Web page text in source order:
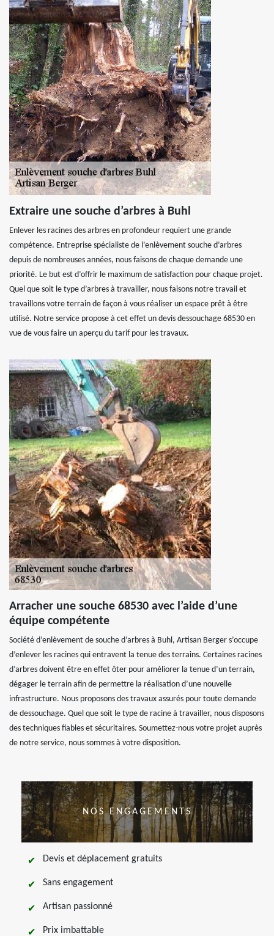
Extraire une souche d’arbres à Buhl
Enlever les racines des arbres en profondeur requiert une grande
compétence. Entreprise spécialiste de l’enlèvement souche d’arbres
depuis de nombreuses années, nous faisons de chaque demande une
priorité. Le but est d’offrir le maximum de satisfaction pour chaque projet.
Quel que soit le type d’arbres à travailler, nous faisons notre travail et
travaillons votre terrain de façon à vous réaliser un espace prêt à être
utilisé. Notre service propose à cet effet un devis dessouchage 68530 en
vue de vous faire un aperçu du tarif pour les travaux.
Arracher une souche 68530 avec l’aide d’une
équipe compétente
Société d’enlèvement de souche d’arbres à Buhl, Artisan Berger s’occupe
d’enlever les racines qui entravent la tenue des terrains. Certaines racines
d’arbres doivent être en effet ôter pour améliorer la tenue d’un terrain,
dégager le terrain afin de permettre la réalisation d’une nouvelle
infrastructure. Nous proposons des travaux assurés pour toute demande
de dessouchage. Quel que soit le type de racine à travailler, nous disposons
des techniques fiables et sécuritaires. Soumettez-nous votre projet auprès
de notre service, nous sommes à votre disposition.
NOS ENGAGEMENTS
Devis et déplacement gratuits
Sans engagement
Artisan passionné
Prix imbattable